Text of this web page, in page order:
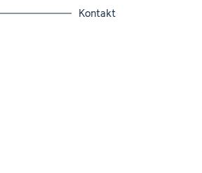
Zum Abschnitt springen
Kontakt